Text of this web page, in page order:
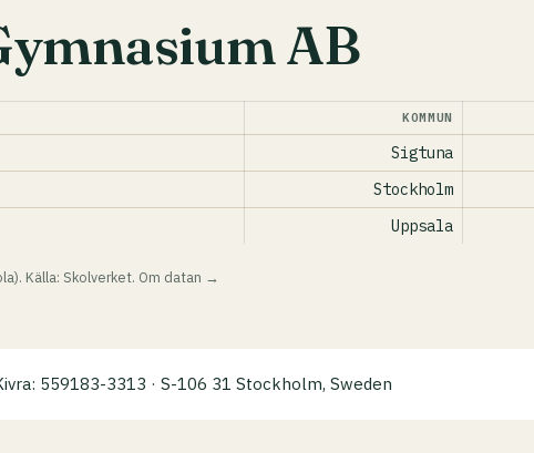
AB
KOMMUN
Sigtuna
Stockholm
Uppsala
Källa: Skolverket. Om datan →
559183-3313 · S-106 31 Stockholm, Sweden